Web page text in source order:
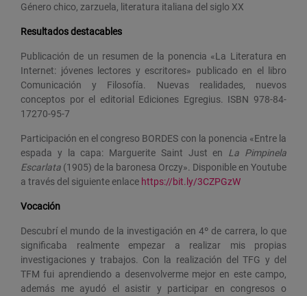
Género chico, zarzuela, literatura italiana del siglo XX
Resultados destacables
Publicación de un resumen de la ponencia «La Literatura en
Internet: jóvenes lectores y escritores» publicado en el libro
Comunicación y Filosofía. Nuevas realidades, nuevos
conceptos por el editorial Ediciones Egregius. ISBN 978-84-
17270-95-7
Participación en el congreso BORDES con la ponencia «Entre la
espada y la capa: Marguerite Saint Just en La Pimpinela
Escarlata (1905) de la baronesa Orczy». Disponible en Youtube
a través del siguiente enlace https://bit.ly/3CZPGzW
Vocación
Descubrí el mundo de la investigación en 4º de carrera, lo que
significaba realmente empezar a realizar mis propias
investigaciones y trabajos. Con la realización del TFG y del
TFM fui aprendiendo a desenvolverme mejor en este campo,
además me ayudó el asistir y participar en congresos o